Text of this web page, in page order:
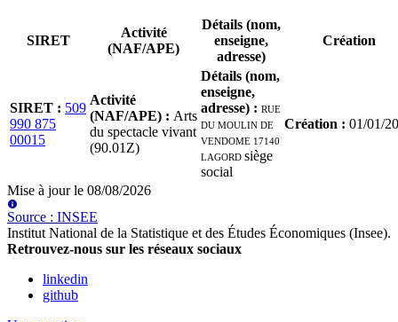
SIRET
Activité
(NAF/APE)
Détails (nom,
enseigne,
adresse)
Création
SIRET : 509
990 875
00015
Activité
(NAF/APE) : Arts
du spectacle vivant
(90.01Z)
Détails (nom,
enseigne,
adresse) : RUE
DU MOULIN DE
VENDOME 17140
LAGORDsiège
social
Création : 01/01/
Mise à jour le 08/08/2026
Source : INSEE
Institut National de la Statistique et des Études Économiques (Insee).
Retrouvez-nous sur les réseaux sociaux
linkedin
github